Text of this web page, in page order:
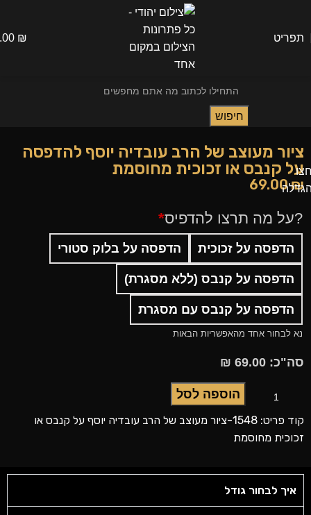
תפריט ₪
חיפוש
ציור מעוצב של הרב עובדיה יוסף להדפסה
על קנבס או זכוכית מחוסמת
69.00₪
?על מה תרצו להדפיס*
הדפסה על זכוכית הדפסה על בלוק סטורי
הדפסה על קנבס (ללא מסגרת)
הדפסה על קנבס עם מסגרת
נא לבחור אחד מהאפשריות הבאות
סה"כ: 69.00
₪
הוספה לסל
קוד פריט: 1548-ציור מעוצב של הרב עובדיה יוסף על קנבס או
זכוכית מחוסמת
איך לבחור גודל